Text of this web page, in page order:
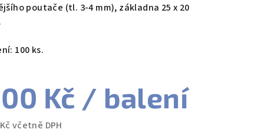
poutače (tl. 3-4 mm), základna 25 x 20
100 ks.
Kč / balení
včetně DPH